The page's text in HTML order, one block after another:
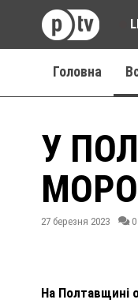
Головна
У
27 березня 2023 0
На Полтавщині